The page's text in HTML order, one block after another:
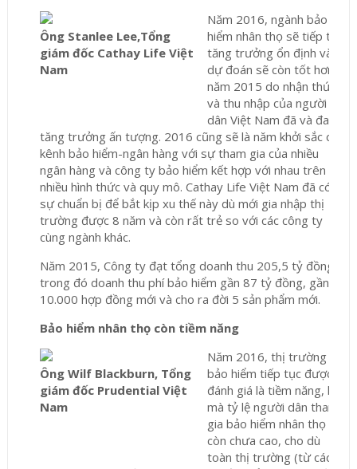
Ông Stanlee Lee,Tổng
giám đốc Cathay Life Việt
Nam
Năm 2016, ngành bảo
hiểm nhân thọ sẽ tiếp tục
tăng trưởng ổn định và
dự đoán sẽ còn tốt hơn
năm 2015 do nhận thức
và thu nhập của người
dân Việt Nam đã và đang
tăng trưởng ấn tượng. 2016 cũng sẽ là năm khởi sắc của
kênh bảo hiểm-ngân hàng với sự tham gia của nhiều
ngân hàng và công ty bảo hiểm kết hợp với nhau trên
nhiều hình thức và quy mô. Cathay Life Việt Nam đã có
sự chuẩn bị để bắt kịp xu thế này dù mới gia nhập thị
trường được 8 năm và còn rất trẻ so với các công ty
cùng ngành khác.
Năm 2015, Công ty đạt tổng doanh thu 205,5 tỷ đồng,
trong đó doanh thu phí bảo hiểm gần 87 tỷ đồng, gần
10.000 hợp đồng mới và cho ra đời 5 sản phẩm mới.
Bảo hiểm nhân thọ còn tiềm năng
Ông Wilf Blackburn, Tổng
giám đốc Prudential Việt
Nam
Năm 2016, thị trường
bảo hiểm tiếp tục được
đánh giá là tiềm năng, khi
mà tỷ lệ người dân tham
gia bảo hiểm nhân thọ
còn chưa cao, cho dù
toàn thị trường (từ các